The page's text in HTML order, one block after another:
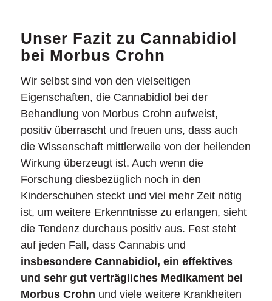
Unser Fazit zu Cannabidiol
bei Morbus Crohn
Wir selbst sind von den vielseitigen
Eigenschaften, die Cannabidiol bei der
Behandlung von Morbus Crohn aufweist,
positiv überrascht und freuen uns, dass auch
die Wissenschaft mittlerweile von der heilenden
Wirkung überzeugt ist. Auch wenn die
Forschung diesbezüglich noch in den
Kinderschuhen steckt und viel mehr Zeit nötig
ist, um weitere Erkenntnisse zu erlangen, sieht
die Tendenz durchaus positiv aus. Fest steht
auf jeden Fall, dass Cannabis und
insbesondere Cannabidiol, ein effektives
und sehr gut verträgliches Medikament bei
Morbus Crohn und viele weitere Krankheiten